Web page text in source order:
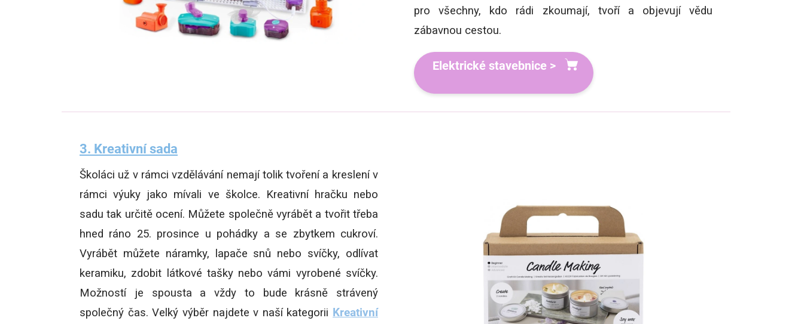
pro všechny, kdo rádi zkoumají, tvoří a objevují vědu
zábavnou cestou.
Elektrické stavebnice >
3. Kreativní sada
Školáci už v rámci vzdělávání nemají tolik tvoření a kreslení v
rámci výuky jako mívali ve školce. Kreativní hračku nebo
sadu tak určitě ocení. Můžete společně vyrábět a tvořit třeba
hned ráno 25. prosince u pohádky a se zbytkem cukroví.
Vyrábět můžete náramky, lapače snů nebo svíčky, odlívat
keramiku, zdobit látkové tašky nebo vámi vyrobené svíčky.
Možností je spousta a vždy to bude krásně strávený
společný čas. Velký výběr najdete v naší kategorii Kreativní